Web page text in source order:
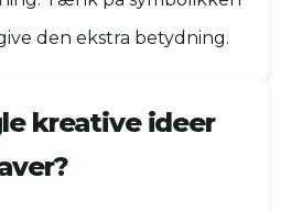
den ekstra betydning.
kreative ideer